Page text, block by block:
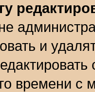
и
времени с